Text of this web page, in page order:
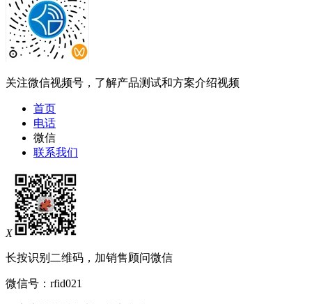
关注微信视频号，了解产品测试和方案介绍视频
首页
电话
微信
联系我们
X
长按识别二维码，加销售顾问微信
微信号： rfid021